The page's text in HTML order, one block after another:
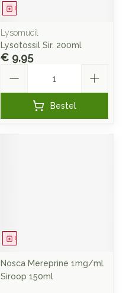
Geneesmiddel
Lysomucil
Lysotossil Sir. 200ml
€ 9,95
Bestel
Geneesmiddel
Nosca Mereprine 1mg/ml
Siroop 150ml